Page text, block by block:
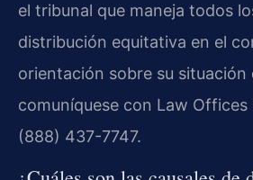
el tribunal que maneja todos
distribución equitativa en el
orientación sobre su situación
comuníquese con Law Offices
(888) 437-7747.